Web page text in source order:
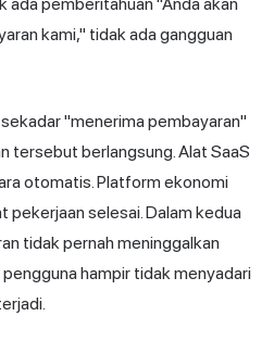
kami," tidak ada gangguan
"menerima pembayaran"
tersebut berlangsung. Alat SaaS
otomatis. Platform ekonomi
pekerjaan selesai. Dalam kedua
tidak pernah meninggalkan
hampir tidak menyadari